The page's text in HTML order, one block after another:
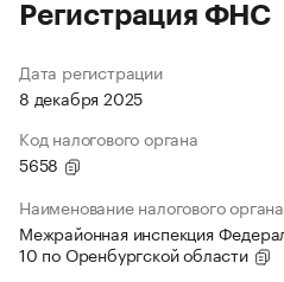
Регистрация ФНС
Дата регистрации
8 декабря 2025
Код налогового органа
5658
Наименование налогового органа
Межрайонная инспекция
10 по Оренбургской области